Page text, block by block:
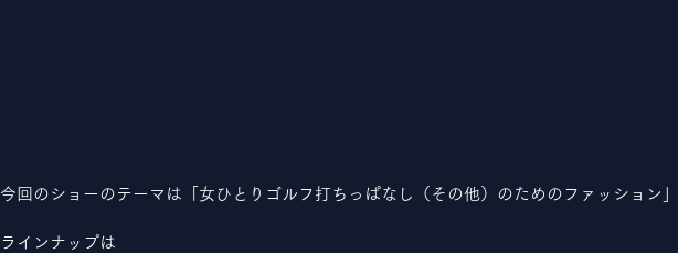
今回のショーのテーマは「女ひとりゴルフ打ちっぱなし（その他）のためのファッション」
ラインナップは